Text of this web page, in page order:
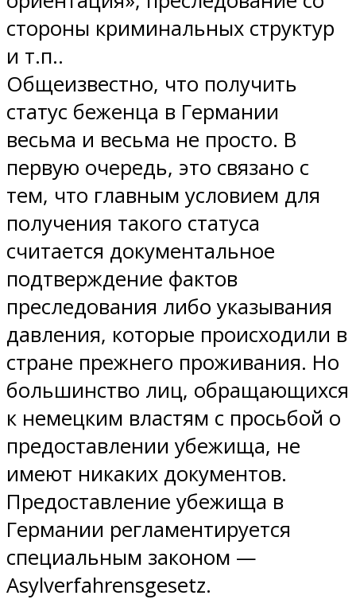
стороны криминальных структур
и т.п..
Общеизвестно, что получить
статус беженца в Германии
весьма и весьма не просто. В
первую очередь, это связано с
тем, что главным условием для
получения такого статуса
считается документальное
подтверждение фактов
преследования либо указывания
давления, которые происходили в
стране прежнего проживания. Но
большинство лиц, обращающихся
к немецким властям с просьбой о
предоставлении убежища, не
имеют никаких документов.
Предоставление убежища в
Германии регламентируется
специальным законом —
Asylverfahrensgesetz.